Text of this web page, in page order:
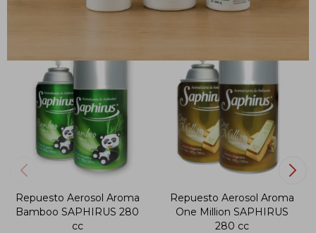
Repuesto Aerosol Aroma
Bamboo SAPHIRUS 280
cc
Repuesto Aerosol Aroma
One Million SAPHIRUS
280 cc